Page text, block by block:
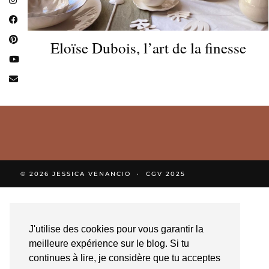
J'utilise des cookies pour vous garantir la
meilleure expérience sur le blog. Si tu
continues à lire, je considère que tu acceptes
Eloïse Dubois, l’art de la finesse
© 2026 JESSICA VENANCIO CGV 2025